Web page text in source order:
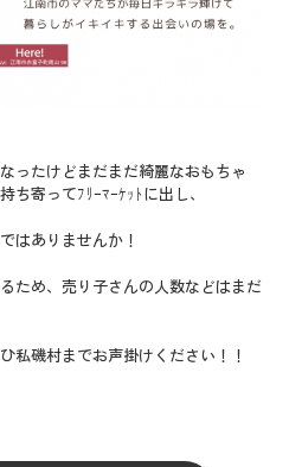
ったけどまだまだ綺麗なおもちゃ
ち寄ってﾌﾘｰﾏｰｹｯﾄに出し、
はありませんか！
ため、売り子さんの人数などはまだ
私磯村までお声掛けください！！